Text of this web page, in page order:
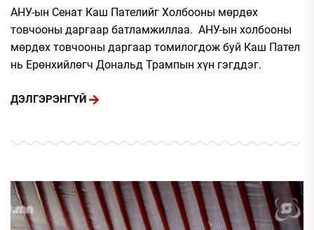
АНУ-ын Сенат Каш Пателийг Холбооны мөрдөх
товчооны даргаар батламжиллаа. АНУ-ын холбооны
мөрдөх товчооны даргаар томилогдож буй Каш Пател
нь Ерөнхийлөгч Дональд Трампын хүн гэгддэг.
ДЭЛГЭРЭНГҮЙ